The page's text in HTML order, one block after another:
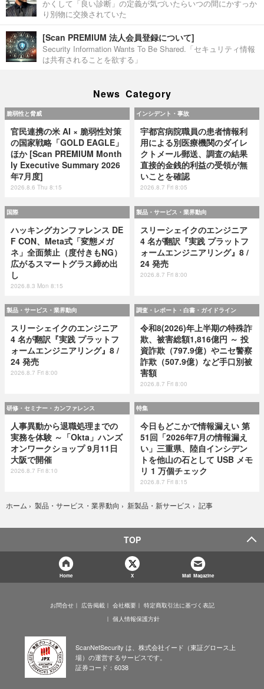
かくして「良い診断」の定義が気づいたらいつの間にかすっか
り別物に交換されていた
[Scan PREMIUM 法人会員登録について]
Security Information Wants To Be Shared.「セキュリティ情報
は共有されることを欲する」
News Category
脆弱性と脅威
官民連携の米 AI × 脆弱性対策
の国家戦略「GOLD EAGLE」
ほか [Scan PREMIUM Month
ly Executive Summary 2026
年7月度]
2026.8.6 Thu 8:15
インシデント・事故
宇都宮病院職員の患者情報利
用による別医療機関のダイレ
クトメール郵送、調査の結果
直接的金銭的利益の受領が無
いことを確認
2026.8.7 Fri 8:05
国際
ハッキングカンファレンス DE
F CON、Meta式「変態メガ
ネ」全面禁止（度付きもNG）
広がるスマートグラス締め出
し
2026.8.3 Mon 8:15
製品・サービス・業界動向
スリーシェイクのエンジニア
4 名が翻訳『実践 プラットフ
ォームエンジニアリング』8 /
24 発売
2026.8.7 Fri 8:00
製品・サービス・業界動向
スリーシェイクのエンジニア
4 名が翻訳『実践 プラットフ
ォームエンジニアリング』8 /
24 発売
2026.8.7 Fri 8:00
調査・レポート・白書・ガイドライン
令和8(2026)年上半期の特殊詐
欺、被害総額1,816億円 ～ 投
資詐欺（797.9億）やニセ警察
詐欺（507.9億）など手口別被
害額
2026.8.7 Fri 8:00
研修・セミナー・カンファレンス
人事異動から退職処理までの
実務を体験 ～「Okta」ハンズ
オンワークショップ 9月11日
大阪で開催
2026.8.7 Fri 8:10
特集
今日もどこかで情報漏えい 第
51回「2026年7月の情報漏え
い」三重県、陸自インシデン
トを他山の石として USB メモ
リ 1 万個チェック
2026.8.7 Fri 8:15
ホーム › 製品・サービス・業界動向 › 新製品・新サービス › 記事
TOP
Home X Mail Magazine
お問合せ 広告掲載 会社概要
特定商取引法に基づく表記
個人情報保護方針
ScanNetSecurity は、株式会社イード（東証グロース上
場）の運営するサービスです。
証券コード：6038